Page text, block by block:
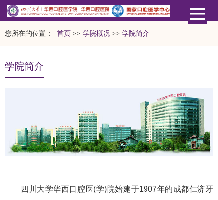
您所在的位置： 首页 >> 学院概况 >> 学院简介
学院简介
四川大学华西口腔医(学)院始建于1907年的成都仁济牙